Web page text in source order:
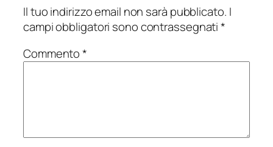
Il tuo indirizzo email non sarà pubblicato. I
campi obbligatori sono contrassegnati*
Commento*